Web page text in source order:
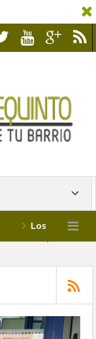
Campus de